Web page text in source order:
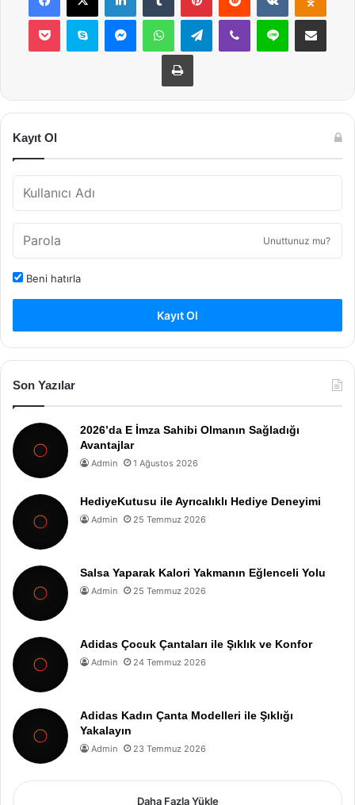
Pocket Skype MessengerWhatsAppTelegramViber Line E-Posta ile
Yazdır
Kayıt Ol
Unuttunuz mu?
Beni hatırla
Kayıt Ol
Son Yazılar
2026’da E İmza Sahibi Olmanın Sağladığı
Avantajlar
Admin 1 Ağustos 2026
HediyeKutusu ile Ayrıcalıklı Hediye Deneyimi
Admin 25 Temmuz 2026
Salsa Yaparak Kalori Yakmanın Eğlenceli Yolu
Admin 25 Temmuz 2026
Adidas Çocuk Çantaları ile Şıklık ve Konfor
Admin 24 Temmuz 2026
Adidas Kadın Çanta Modelleri ile Şıklığı
Yakalayın
Admin 23 Temmuz 2026
Daha Fazla Yükle